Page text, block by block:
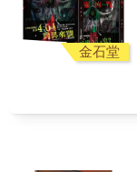
金石堂